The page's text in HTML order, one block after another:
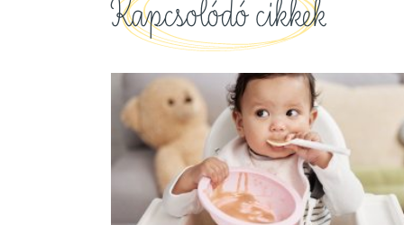
Kapcsolódó cikkek